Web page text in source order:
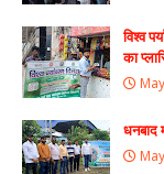
विश्व
का
धनबाद